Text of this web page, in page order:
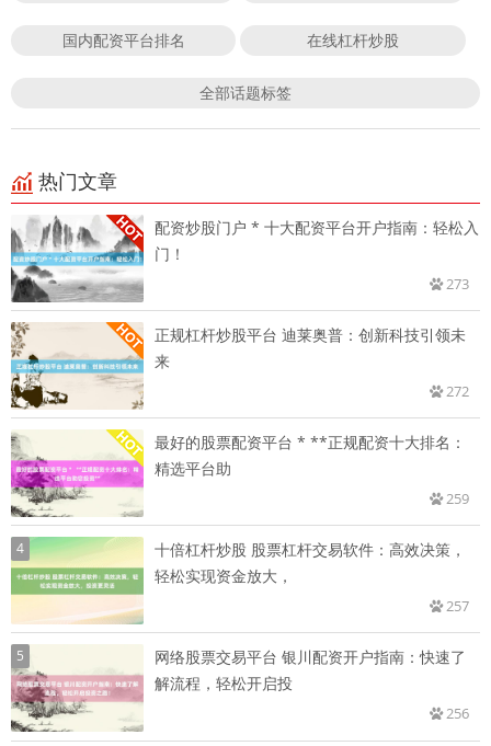
国内配资平台排名 在线杠杆炒股
全部话题标签
热门文章
配资炒股门户 * 十大配资平台开户指南：轻松入
门！
273
正规杠杆炒股平台 迪莱奥普：创新科技引领未
来
272
最好的股票配资平台 * **正规配资十大排名：
精选平台助
259
4
十倍杠杆炒股 股票杠杆交易软件：高效决策，
轻松实现资金放大，
257
5
网络股票交易平台 银川配资开户指南：快速了
解流程，轻松开启投
256